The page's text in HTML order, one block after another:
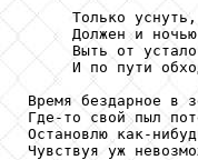
Только
Должен и
Выть от
И по пути
Время бездарное в
Где-то свой пыл
Остановлю как-
Чувствуя уж